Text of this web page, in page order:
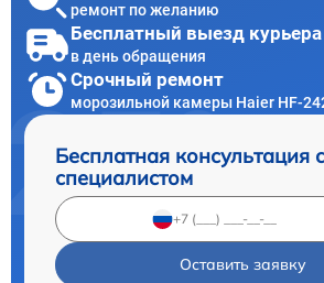
ремонт по желанию
Бесплатный выезд курьера
в день обращения
Срочный ремонт
морозильной камеры Haier HF-
Бесплатная консультация
специалистом
Оставить заявку